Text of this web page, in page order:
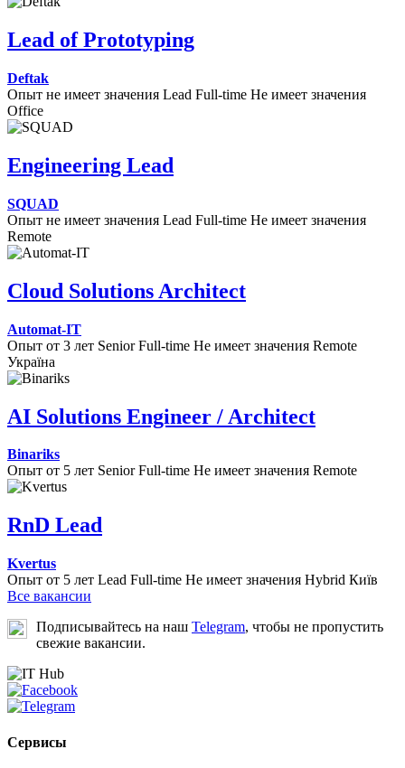
Lead of Prototyping
Deftak
Опыт не имеет значения Lead Full-time Не имеет значения
Office
Engineering Lead
SQUAD
Опыт не имеет значения Lead Full-time Не имеет значения
Remote
Cloud Solutions Architect
Automat-IT
Опыт от 3 лет Senior Full-time Не имеет значения Remote
Україна
AI Solutions Engineer / Architect
Binariks
Опыт от 5 лет Senior Full-time Не имеет значения Remote
RnD Lead
Kvertus
Опыт от 5 лет Lead Full-time Не имеет значения Hybrid Київ
Все вакансии
Подписывайтесь на наш Telegram, чтобы не пропустить
свежие вакансии.
Сервисы